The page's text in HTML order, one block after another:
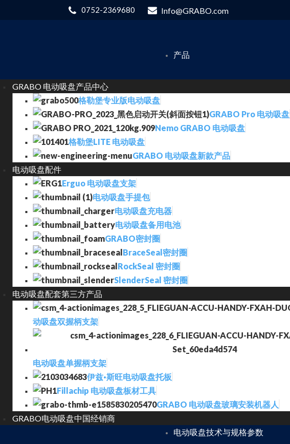
0752-2369680 Info@GRABO.com
产品
GRABO 电动吸盘产品中心
格勒堡专业版电动吸盘
GRABO Pro 电动吸盘
Nemo GRABO 电动吸盘
格勒堡LITE 电动吸盘
GRABO 电动吸盘新款产品
电动吸盘配件
Erguo 电动吸盘支架
电动吸盘手提包
电动吸盘充电器
电动吸盘备用电池
GRABO密封圈
BraceSeal密封圈
RockSeal 密封圈
SlenderSeal 密封圈
电动吸盘配套第三方产品
动吸盘双握柄支架
电动吸盘单握柄支架
伊兹·斯旺电动吸盘托板
Fillachip 电动吸盘板材工具
GRABO 电动吸盘玻璃安装机器人
GRABO电动吸盘中国经销商
电动吸盘技术与规格参数